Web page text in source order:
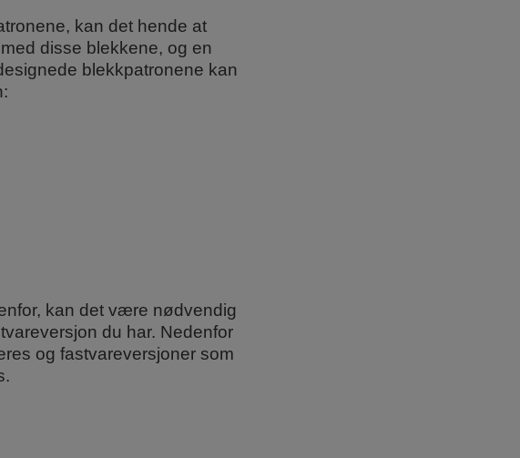
kan det hende at
disse blekkene, og en
blekkpatronene kan
kan det være nødvendig
du har. Nedenfor
og fastvareversjoner som